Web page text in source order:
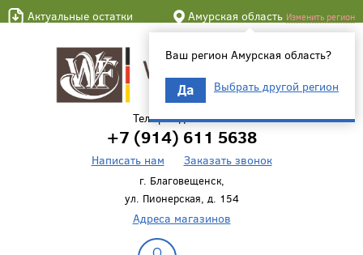
Актуальные остатки Амурская область Изменить регион
Ваш регион Амурская область?
Да Выбрать другой регион
Телефон для связи
+7 (914) 611 5638
Написать нам Заказать звонок
г. Благовещенск,
ул. Пионерская, д. 154
Адреса магазинов